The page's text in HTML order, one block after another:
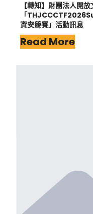
【轉知】財團法人開
「
資安競賽」活動訊息
Read More